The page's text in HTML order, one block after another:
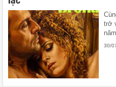
trở
30/